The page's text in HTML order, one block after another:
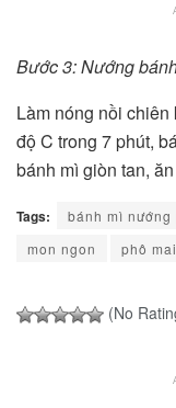
Bước 3: Nướng
Làm nóng nồi
độ C trong 7 phút,
bánh mì giòn tan,
Tags: bánh mì nướng
mon ngon
phô
(No